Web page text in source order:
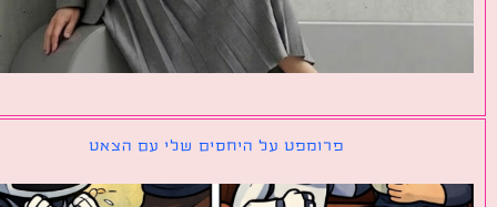
פרומפט על היחסים שלי עם הצאט